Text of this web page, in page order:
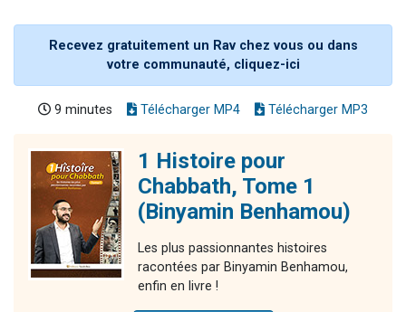
Recevez gratuitement un Rav chez vous ou dans
votre communauté, cliquez-ici
9 minutes Télécharger MP4 Télécharger MP3
1 Histoire pour
Chabbath, Tome 1
(Binyamin Benhamou)
Les plus passionnantes histoires
racontées par Binyamin Benhamou,
enfin en livre !